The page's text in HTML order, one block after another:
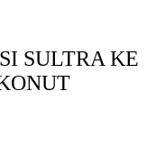
SULTRA KE